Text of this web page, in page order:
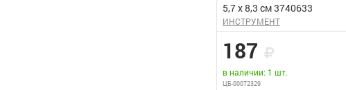
5,7 х 8,3 см 3740633
ИНСТРУМЕНТ
187
в наличии: 1 шт.
ЦБ-00072329